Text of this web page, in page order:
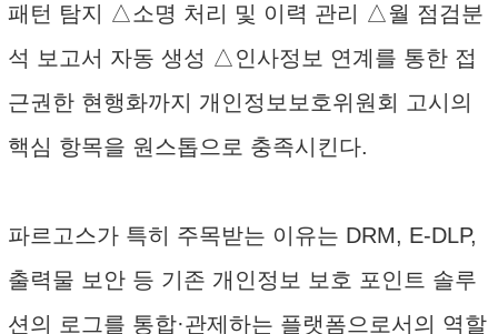
패턴 탐지 △소명 처리 및 이력 관리 △월 점검분
석 보고서 자동 생성 △인사정보 연계를 통한 접
근권한 현행화까지 개인정보보호위원회 고시의
핵심 항목을 원스톱으로 충족시킨다.
파르고스가 특히 주목받는 이유는 DRM, E-DLP,
출력물 보안 등 기존 개인정보 보호 포인트 솔루
션의 로그를 통합·관제하는 플랫폼으로서의 역할